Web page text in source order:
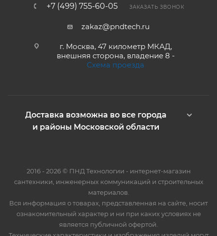
+7 (499) 755-60-05 ЗАКАЗАТЬ ЗВОНОК
zakaz@pndtech.ru
г. Москва, 47 километр МКАД,
внешняя сторона, владение 8 -
Схема проезда
Доставка возможна во все города
и районы Московской области
2016 - 2026 © ПНД Технологии - интернет-магазин
сантехники, инженерных коммуникаций и строительных
материалов.
Вся информация о товарах, представленная на сайте, носит
ознакомительный характер и ни при каких условиях не
является публичной офертой.